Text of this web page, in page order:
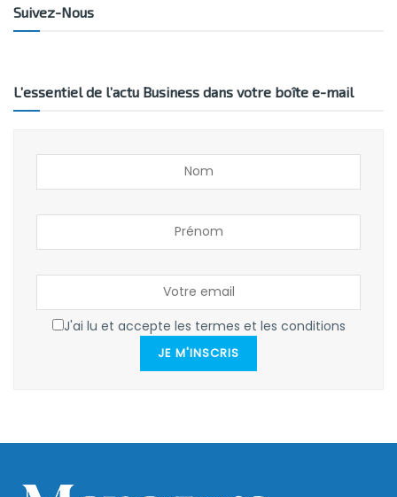
Suivez-Nous
L’essentiel de l’actu Business dans votre boîte e-mail
J'ai lu et accepte les termes et les conditions
JE M'INSCRIS